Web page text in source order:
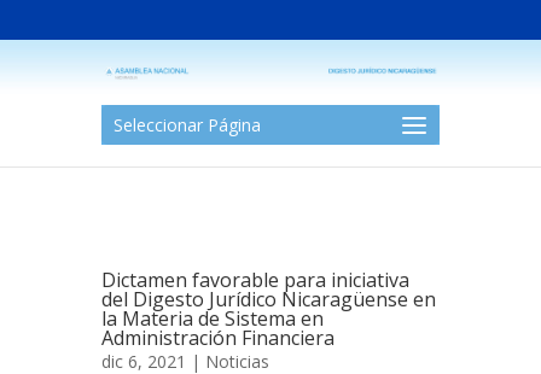
Seleccionar Página
Dictamen favorable para iniciativa
del Digesto Jurídico Nicaragüense en
la Materia de Sistema en
Administración Financiera
dic 6, 2021 | Noticias